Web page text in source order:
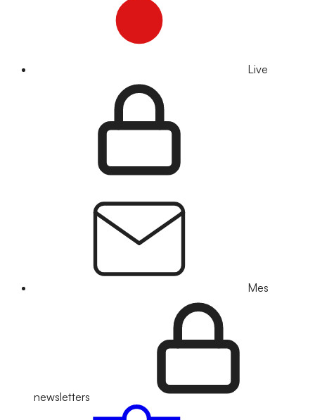
Live
Mes
newsletters